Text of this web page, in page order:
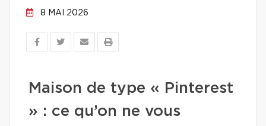
8 MAI 2026
Maison de type « Pinterest
» : ce qu’on ne vous